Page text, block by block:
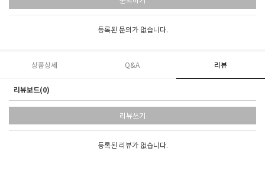
등록된 문의가 없습니다.
상품상세 Q&A 리뷰
리뷰보드(0)
리뷰쓰기
등록된 리뷰가 없습니다.